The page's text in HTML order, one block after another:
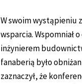
W swoim wystąpieniu
wsparcia. Wspomniał
inżynierem
fanaberią było
zaznaczył, że